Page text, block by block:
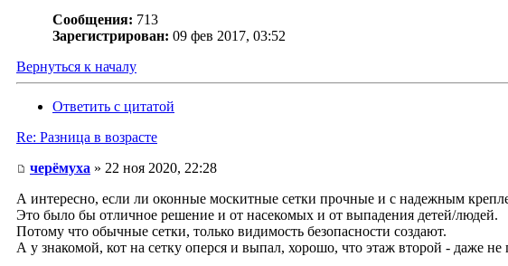
Сообщения: 713
Зарегистрирован: 09 фев 2017, 03:52
Вернуться к началу
Ответить с цитатой
Re: Разница в возрасте
черёмуха » 22 ноя 2020, 22:28
А интересно, если ли оконные москитные сетки прочные и с надежным
Это было бы отличное решение и от насекомых и от выпадения детей/людей.
Потому что обычные сетки, только видимость безопасности создают.
А у знакомой, кот на сетку оперся и выпал, хорошо, что этаж второй - даже не